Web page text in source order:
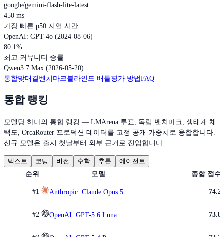
google/gemini-flash-lite-latest
450 ms
가장 빠른 p50 지연 시간
OpenAI: GPT-4o (2024-08-06)
80.1 %
최고 커뮤니티 승률
Qwen3.7 Max (2026-05-20)
통합맞대결 벤치마크 블라인드 배틀평가 방법FAQ
통합 랭킹
모델당 하나의 통합 랭킹 — LMArena 투표, 독립 벤치마크, 생태계 채
택도, OrcaRouter 프로덕션 데이터를 고정 공개 가중치로 융합합니다.
신규 모델은 출시 첫날부터 외부 근거로 진입합니다.
텍스트 코딩 비전 수학 추론
에이전트
순위
모델 종합 점수
#1 Anthropic: Claude Opus 5 74.2
#2 OpenAI: GPT-5.6 Luna 73.8